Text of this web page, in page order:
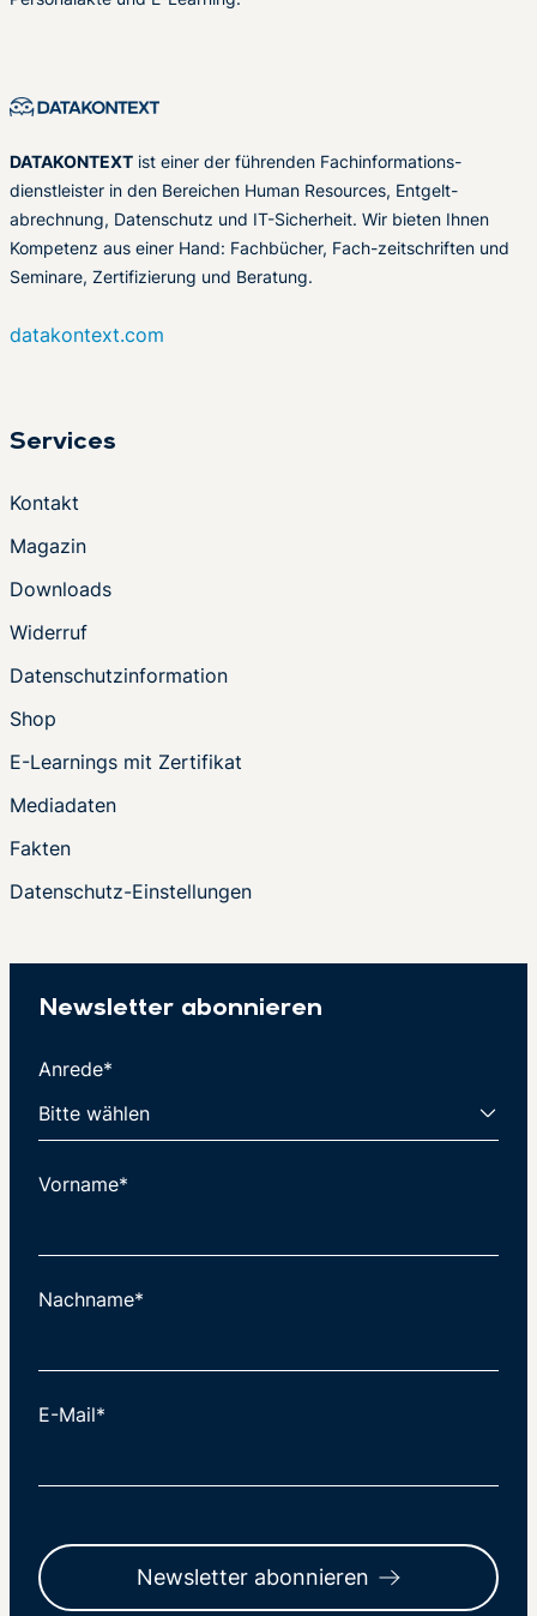
DATAKONTEXT ist einer der führenden Fachinformations-
dienstleister in den Bereichen Human Resources, Entgelt-
abrechnung, Datenschutz und IT-Sicherheit. Wir bieten Ihnen
Kompetenz aus einer Hand: Fachbücher, Fach-zeitschriften und
Seminare, Zertifizierung und Beratung.
datakontext.com
Services
Kontakt
Magazin
Downloads
Widerruf
Datenschutzinformation
Shop
E-Learnings mit Zertifikat
Mediadaten
Fakten
Datenschutz-Einstellungen
Newsletter abonnieren
Anrede*
Vorname*
Nachname*
E-Mail*
Newsletter abonnieren